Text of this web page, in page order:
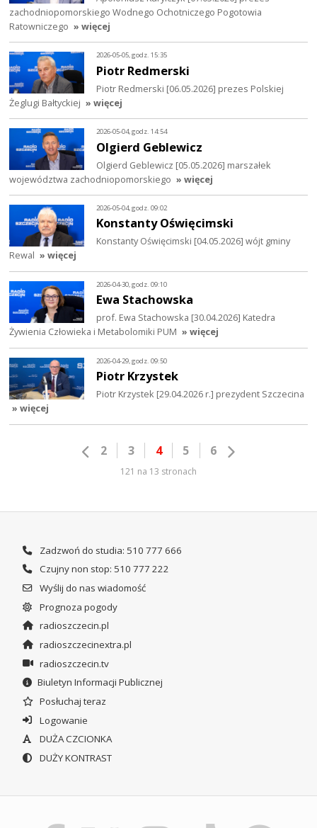
zachodniopomorskiego Wodnego Ochotniczego Pogotowia
Ratowniczego » więcej
2026-05-05, godz. 15:35
Piotr Redmerski
Piotr Redmerski [06.05.2026] prezes Polskiej
Żeglugi Bałtyckiej » więcej
2026-05-04, godz. 14:54
Olgierd Geblewicz
Olgierd Geblewicz [05.05.2026] marszałek
województwa zachodniopomorskiego » więcej
2026-05-04, godz. 09:02
Konstanty Oświęcimski
Konstanty Oświęcimski [04.05.2026] wójt gminy
Rewal » więcej
2026-04-30, godz. 09:10
Ewa Stachowska
prof. Ewa Stachowska [30.04.2026] Katedra
Żywienia Człowieka i Metabolomiki PUM » więcej
2026-04-29, godz. 09:50
Piotr Krzystek
Piotr Krzystek [29.04.2026 r.] prezydent Szczecina
» więcej
2 3 4 5 6
121 na 13 stronach
Zadzwoń do studia: 510 777 666
Czujny non stop: 510 777 222
Wyślij do nas wiadomość
Prognoza pogody
radioszczecin.pl
radioszczecinextra.pl
radioszczecin.tv
Biuletyn Informacji Publicznej
Posłuchaj teraz
Logowanie
DUŻA CZCIONKA
DUŻY KONTRAST